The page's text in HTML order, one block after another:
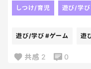
早起きといっても
いやいや、早すぎや
ゲームに気合いはい
しつけ/育児 遊び/学び
遊び/学び #ゲーム 遊
共感 2 0